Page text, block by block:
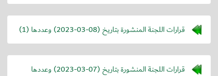
قرارات اللجنة المنشورة بتاريخ (2023-03-08) وعددها (1)
قرارات اللجنة المنشورة بتاريخ (2023-03-07) وعددها